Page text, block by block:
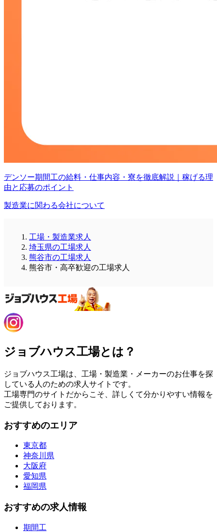
デンソー期間工の給料・仕事内容・寮を徹底解説｜稼げる理
由と応募のポイント
製造業に関わる会社について
工場・製造業求人
埼玉県の工場求人
熊谷市の工場求人
熊谷市・高卒歓迎の工場求人
ジョブハウス工場とは？
ジョブハウス工場は、工場・製造業・メーカーのお仕事を探
している人のための求人サイトです。
工場専門のサイトだからこそ、詳しくて分かりやすい情報を
ご提供しております。
おすすめのエリア
東京都
神奈川県
大阪府
愛知県
福岡県
おすすめの求人情報
期間工